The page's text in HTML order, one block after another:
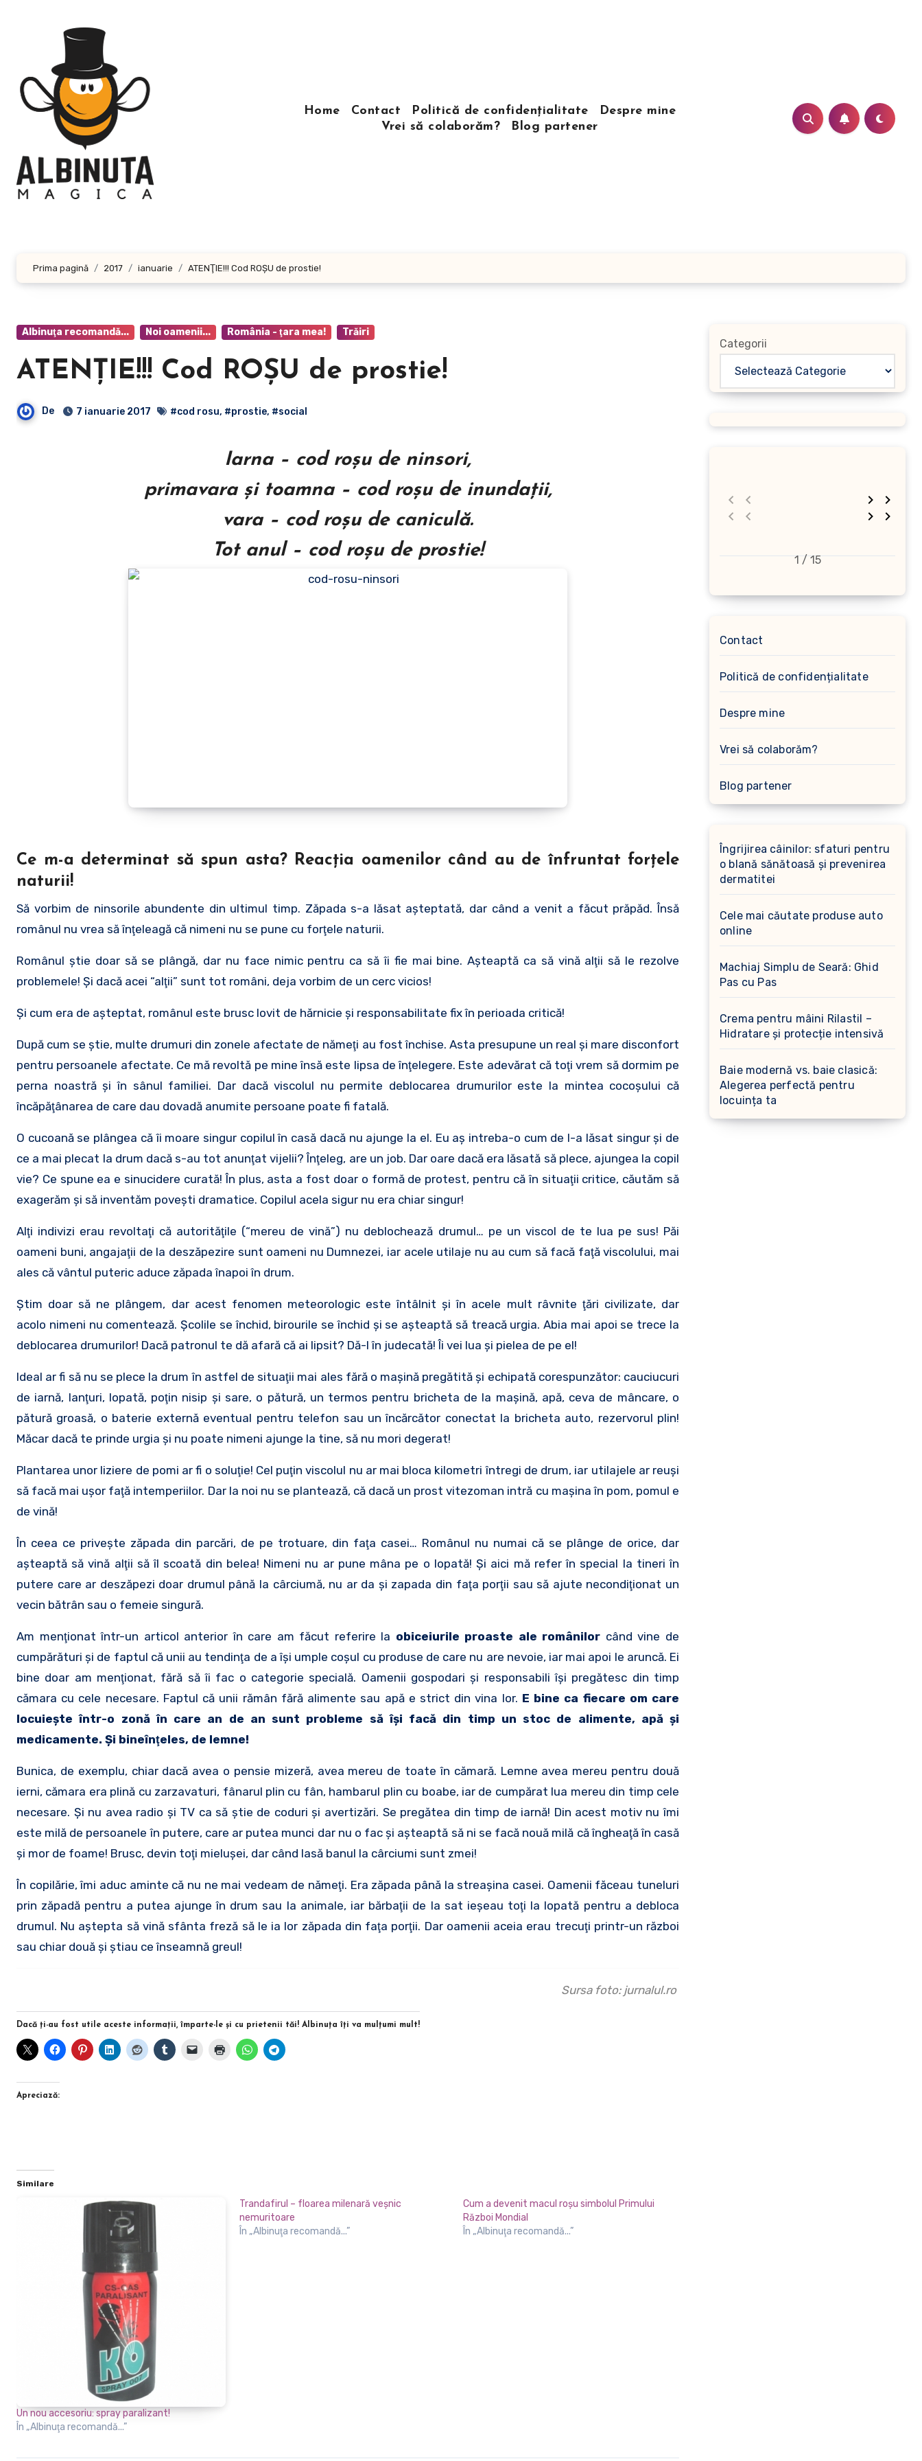
Home Contact Politică de confidențialitate
Despre mine
Vrei să colaborăm?
Blog partener
Prima pagină 2017 ianuarie ATENŢIE!!! Cod ROŞU de prostie!
Albinuţa recomandă... Noi oamenii... România - ţara mea! Trăiri
ATENŢIE!!! Cod ROŞU de prostie!
De 7 ianuarie 2017 #cod rosu, #prostie, #social
Iarna – cod roşu de ninsori,
primavara şi toamna – cod roşu de inundaţii,
vara – cod roşu de caniculă.
Tot anul – cod roşu de prostie!
Ce m-a determinat să spun asta? Reacţia oamenilor când au de înfruntat forţele
naturii!
Să vorbim de ninsorile abundente din ultimul timp. Zăpada s-a lăsat aşteptată, dar când a venit a făcut prăpăd. Însă
românul nu vrea să înţeleagă că nimeni nu se pune cu forţele naturii.
Românul ştie doar să se plângă, dar nu face nimic pentru ca să îi fie mai bine. Aşteaptă ca să vină alţii să le rezolve
problemele! Şi dacă acei “alţii” sunt tot români, deja vorbim de un cerc vicios!
Şi cum era de aşteptat, românul este brusc lovit de hărnicie şi responsabilitate fix în perioada critică!
După cum se ştie, multe drumuri din zonele afectate de nămeţi au fost închise. Asta presupune un real şi mare disconfort
pentru persoanele afectate. Ce mă revoltă pe mine însă este lipsa de înţelegere. Este adevărat că toţi vrem să dormim pe
perna noastră şi în sânul familiei. Dar dacă viscolul nu permite deblocarea drumurilor este la mintea cocoşului că
încăpăţânarea de care dau dovadă anumite persoane poate fi fatală.
O cucoană se plângea că îi moare singur copilul în casă dacă nu ajunge la el. Eu aş intreba-o cum de l-a lăsat singur şi de
ce a mai plecat la drum dacă s-au tot anunţat vijelii? Înţeleg, are un job. Dar oare dacă era lăsată să plece, ajungea la copil
vie? Ce spune ea e sinucidere curată! În plus, asta a fost doar o formă de protest, pentru că în situaţii critice, căutăm să
exagerăm şi să inventăm poveşti dramatice. Copilul acela sigur nu era chiar singur!
Alţi indivizi erau revoltaţi că autorităţile (“mereu de vină”) nu deblochează drumul… pe un viscol de te lua pe sus! Păi
oameni buni, angajaţii de la deszăpezire sunt oameni nu Dumnezei, iar acele utilaje nu au cum să facă faţă viscolului, mai
ales că vântul puteric aduce zăpada înapoi în drum.
Ştim doar să ne plângem, dar acest fenomen meteorologic este întâlnit şi în acele mult râvnite ţări civilizate, dar
acolo nimeni nu comentează. Şcolile se închid, birourile se închid şi se aşteaptă să treacă urgia. Abia mai apoi se trece la
deblocarea drumurilor! Dacă patronul te dă afară că ai lipsit? Dă-l în judecată! Îi vei lua şi pielea de pe el!
Ideal ar fi să nu se plece la drum în astfel de situaţii mai ales fără o maşină pregătită şi echipată corespunzător: cauciucuri
de iarnă, lanţuri, lopată, poţin nisip şi sare, o pătură, un termos pentru bricheta de la maşină, apă, ceva de mâncare, o
pătură groasă, o baterie externă eventual pentru telefon sau un încărcător conectat la bricheta auto, rezervorul plin!
Măcar dacă te prinde urgia şi nu poate nimeni ajunge la tine, să nu mori degerat!
Plantarea unor liziere de pomi ar fi o soluţie! Cel puţin viscolul nu ar mai bloca kilometri întregi de drum, iar utilajele ar reuşi
să facă mai uşor faţă intemperiilor. Dar la noi nu se plantează, că dacă un prost vitezoman intră cu maşina în pom, pomul e
de vină!
În ceea ce priveşte zăpada din parcări, de pe trotuare, din faţa casei… Românul nu numai că se plânge de orice, dar
aşteaptă să vină alţii să îl scoată din belea! Nimeni nu ar pune mâna pe o lopată! Şi aici mă refer în special la tineri în
putere care ar deszăpezi doar drumul până la cârciumă, nu ar da şi zapada din faţa porţii sau să ajute necondiţionat un
vecin bătrân sau o femeie singură.
Am menţionat într-un articol anterior în care am făcut referire la obiceiurile proaste ale românilor când vine de
cumpărături şi de faptul că unii au tendinţa de a îşi umple coşul cu produse de care nu are nevoie, iar mai apoi le aruncă. Ei
bine doar am menţionat, fără să îi fac o categorie specială. Oamenii gospodari şi responsabili îşi pregătesc din timp
cămara cu cele necesare. Faptul că unii rămân fără alimente sau apă e strict din vina lor. E bine ca fiecare om care
locuieşte într-o zonă în care an de an sunt probleme să îşi facă din timp un stoc de alimente, apă şi
medicamente. Şi bineînţeles, de lemne!
Bunica, de exemplu, chiar dacă avea o pensie mizeră, avea mereu de toate în cămară. Lemne avea mereu pentru două
ierni, cămara era plină cu zarzavaturi, fânarul plin cu fân, hambarul plin cu boabe, iar de cumpărat lua mereu din timp cele
necesare. Şi nu avea radio şi TV ca să ştie de coduri şi avertizări. Se pregătea din timp de iarnă! Din acest motiv nu îmi
este milă de persoanele în putere, care ar putea munci dar nu o fac şi aşteaptă să ni se facă nouă milă că îngheaţă în casă
şi mor de foame! Brusc, devin toţi mieluşei, dar când lasă banul la cârciumi sunt zmei!
În copilărie, îmi aduc aminte că nu ne mai vedeam de nămeţi. Era zăpada până la streaşina casei. Oamenii făceau tuneluri
prin zăpadă pentru a putea ajunge în drum sau la animale, iar bărbaţii de la sat ieşeau toţi la lopată pentru a debloca
drumul. Nu aştepta să vină sfânta freză să le ia lor zăpada din faţa porţii. Dar oamenii aceia erau trecuţi printr-un război
sau chiar două şi ştiau ce înseamnă greul!
Sursa foto: jurnalul.ro
Dacă ţi-au fost utile aceste informaţii, împarte-le şi cu prietenii tăi! Albinuţa îţi va mulţumi mult!
Apreciază:
Similare
Un nou accesoriu: spray paralizant!
În „Albinuţa recomandă...”
Trandafirul – floarea milenară veșnic
nemuritoare
În „Albinuţa recomandă...”
Cum a devenit macul roșu simbolul Primului
Război Mondial
În „Albinuţa recomandă...”
Categorii
1 / 15
Contact
Politică de confidențialitate
Despre mine
Vrei să colaborăm?
Blog partener
Îngrijirea câinilor: sfaturi pentru
o blană sănătoasă și prevenirea
dermatitei
Cele mai căutate produse auto
online
Machiaj Simplu de Seară: Ghid
Pas cu Pas
Crema pentru mâini Rilastil –
Hidratare și protecție intensivă
Baie modernă vs. baie clasică:
Alegerea perfectă pentru
locuința ta